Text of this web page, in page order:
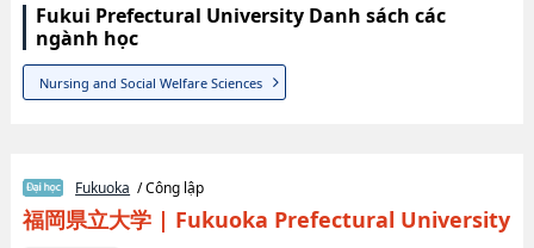
Fukui Prefectural University Danh sách các
ngành học
Nursing and Social Welfare Sciences
Fukuoka / Công lập
福岡県立大学| Fukuoka Prefectural University